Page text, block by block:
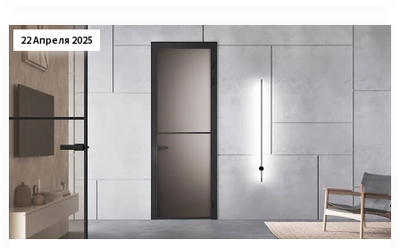
22 Апреля 2025